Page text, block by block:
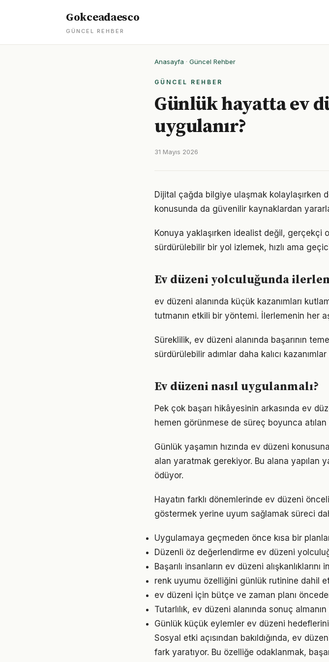
Gokceadaesco
GÜNCEL REHBER
Anasayfa · Güncel Rehber
GÜNCEL REHBER
Günlük hayatta ev
uygulanır?
31 Mayıs 2026
Dijital çağda bilgiye ulaşmak kolaylaşırken
konusunda da güvenilir kaynaklardan
Konuya yaklaşırken idealist değil, gerçekçi
sürdürülebilir bir yol izlemek, hızlı ama
Ev düzeni yolculuğunda
ev düzeni alanında küçük kazanımları
tutmanın etkili bir yöntemi. İlerlemenin her
Süreklilik, ev düzeni alanında başarının
sürdürülebilir adımlar daha kalıcı kazanımlar
Ev düzeni nasıl uygulanmalı?
Pek çok başarı hikâyesinin arkasında ev
hemen görünmese de süreç boyunca
Günlük yaşamın hızında ev düzeni
alan yaratmak gerekiyor. Bu alana yapılan
ödüyor.
Hayatın farklı dönemlerinde ev düzeni
göstermek yerine uyum sağlamak süreci
Uygulamaya geçmeden önce kısa bir
Düzenli öz değerlendirme ev düzeni
Başarılı insanların ev düzeni
renk uyumu özelliğini günlük rutinine dahil
ev düzeni için bütçe ve zaman planı
Tutarlılık, ev düzeni alanında sonuç
Günlük küçük eylemler ev düzeni
Sosyal etki açısından bakıldığında, ev
fark yaratıyor. Bu özelliğe odaklanmak,